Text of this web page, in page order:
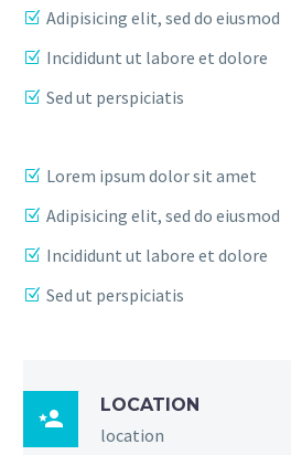
Adipisicing elit, sed do eiusmod
Incididunt ut labore et dolore
Sed ut perspiciatis
Lorem ipsum dolor sit amet
Adipisicing elit, sed do eiusmod
Incididunt ut labore et dolore
Sed ut perspiciatis

LOCATION
location